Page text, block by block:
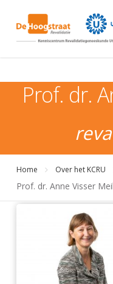
main
Prof. dr.
Home Over het KCRU
Prof. dr. Anne Visser